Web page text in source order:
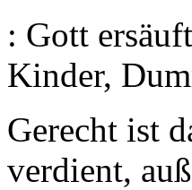
: Gott
Kinder,
Gerecht ist
verdient,